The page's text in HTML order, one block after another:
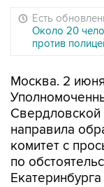
Есть
Около 20
против
Москва. 2
Свердловской
направила
комитет с
по